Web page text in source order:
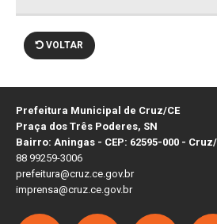
VOLTAR
Prefeitura Municipal de Cruz/CE
Praça dos Três Poderes, SN
Bairro: Aningas - CEP: 62595-000 - Cruz/
88 99259-3006
prefeitura@cruz.ce.gov.br
imprensa@cruz.ce.gov.br